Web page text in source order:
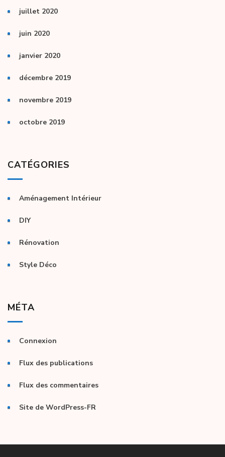
juillet 2020
juin 2020
janvier 2020
décembre 2019
novembre 2019
octobre 2019
CATÉGORIES
Aménagement Intérieur
DIY
Rénovation
Style Déco
MÉTA
Connexion
Flux des publications
Flux des commentaires
Site de WordPress-FR